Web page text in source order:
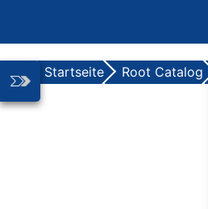
Startseite Root Catalog